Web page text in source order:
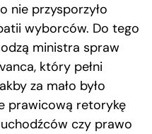
nie przysporzyło
wyborców. Do tego
ministra spraw
który pełni
za mało było
prawicową retorykę
czy prawo